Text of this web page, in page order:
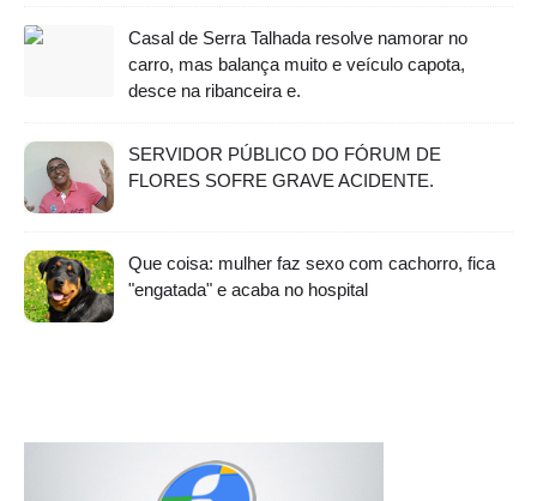
Casal de Serra Talhada resolve namorar no
carro, mas balança muito e veículo capota,
desce na ribanceira e.
SERVIDOR PÚBLICO DO FÓRUM DE
FLORES SOFRE GRAVE ACIDENTE.
Que coisa: mulher faz sexo com cachorro, fica
"engatada" e acaba no hospital